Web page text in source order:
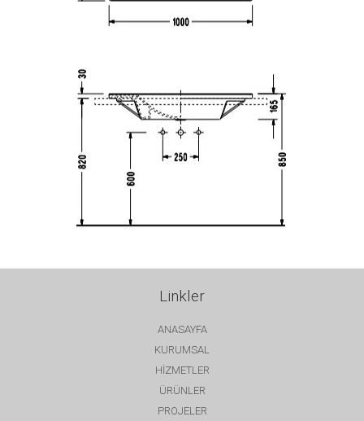
Linkler
ANASAYFA
KURUMSAL
HİZMETLER
ÜRÜNLER
PROJELER